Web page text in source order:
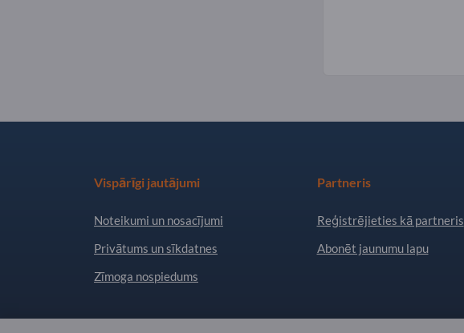
Vispārīgi jautājumi
Noteikumi un nosacījumi
Privātums un sīkdatnes
Zīmoga nospiedums
Partneris
Reģistrējieties kā partneris
Abonēt jaunumu lapu